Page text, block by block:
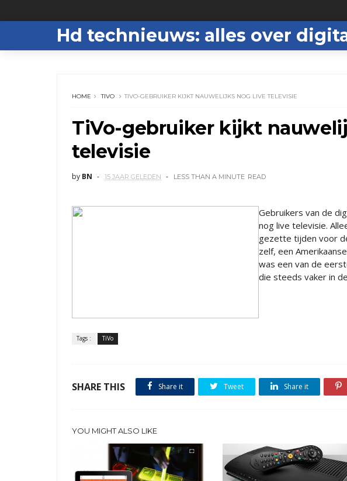
Hd technieuws: alles over
HOME TIVO TIVO-GEBRUIKER KIJKT NAUWELIJKS NOG LIVE TELEVISIE
TiVo-gebruiker kijkt
televisie
by BN 15 JAAR GELEDEN LESS THAN A MINUTE READ
Gebruikers van de
nog live televisie.
gezette tijden voor
zelf, een
was een van de
die steeds vaker in
Tags : TiVo
SHARE THIS Share it Tweet Share it
YOU MIGHT ALSO LIKE